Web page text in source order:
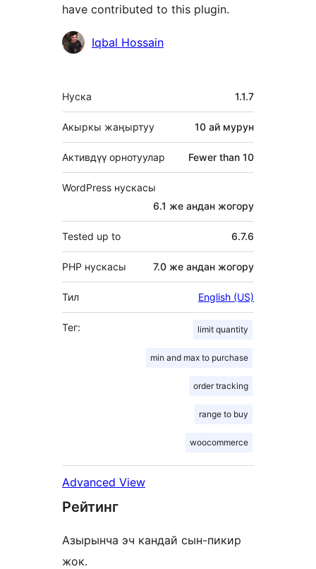
have contributed to this plugin.
МүчөлөрүIqbal Hossain
Мета
Нуска 1.1.7
Акыркы жаңыртуу 10 ай мурун
Активдүү орнотуулар Fewer than 10
WordPress нускасы
6.1 же андан жогору
Tested up to 6.7.6
PHP нускасы 7.0 же андан жогору
Тил English (US)
Тег: limit quantity
min and max to purchase
order tracking
range to buy
woocommerce
Advanced View
Рейтинг
Азырынча эч кандай сын-пикир
жок.